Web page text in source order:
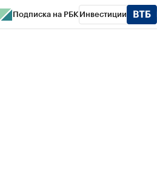
Подписка на РБК Инвестиции